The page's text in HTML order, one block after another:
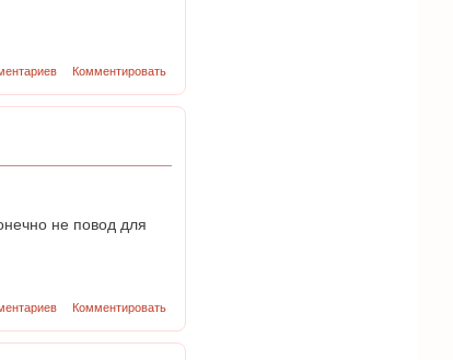
Комментировать
не повод для
Комментировать